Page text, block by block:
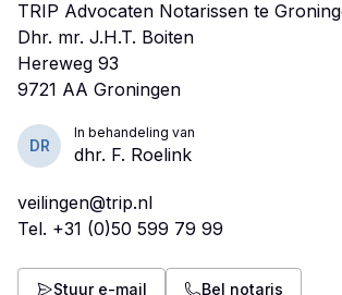
TRIP Advocaten Notarissen te
Dhr. mr. J.H.T. Boiten
Hereweg 93
DR
In behandeling van
dhr. F. Roelink
veilingen@trip.nl
Tel. +31 (0)50 599 79 99
Stuur e-mail Bel notaris